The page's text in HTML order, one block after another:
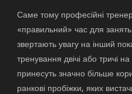
Саме тому професійні
«правильний» час для
звертають увагу на інший
тренування двічі або тричі
принесуть значно більше
ранкові пробіжки, яких